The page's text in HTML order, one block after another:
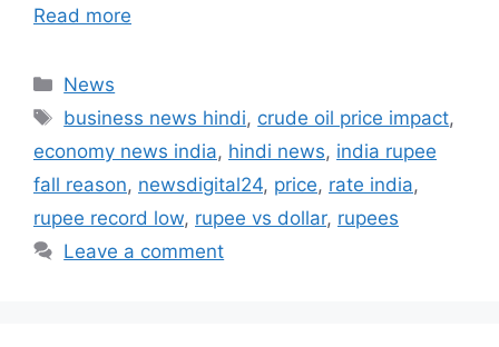
Read more
Categories
News
Tags
business news hindi, crude oil price impact,
economy news india, hindi news, india rupee
fall reason, newsdigital24, price, rate india,
rupee record low, rupee vs dollar, rupees
Leave a comment